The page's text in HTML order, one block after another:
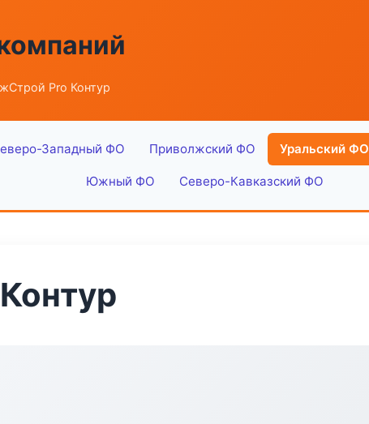
Pro Контур
Западный ФО Приволжский ФО Уральский ФО
Южный ФО Северо-Кавказский ФО